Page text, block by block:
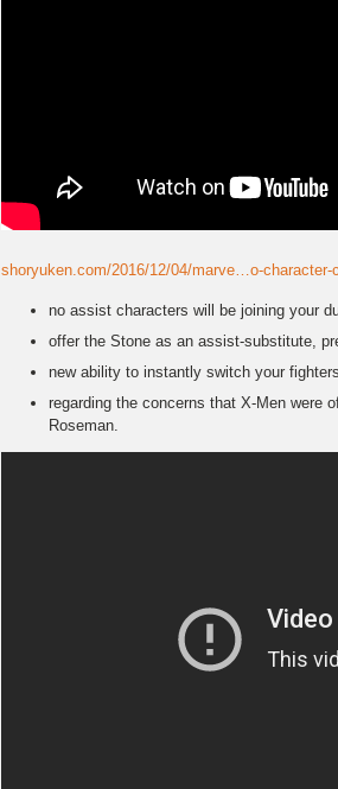
shoryuken.com/2016/12/04/marve…o-character-
no assist characters will be joining your
offer the Stone as an assist-substitute,
new ability to instantly switch your
regarding the concerns that X-Men were
Roseman.